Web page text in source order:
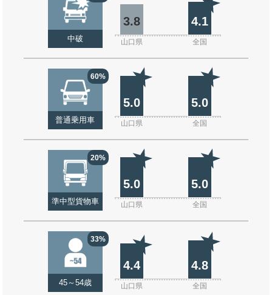
中破
3.8 4.1
山口県 全国
60%
普通乗用車
5.0 5.0
山口県 全国
20%
準中型貨物車
5.0 5.0
山口県 全国
33%
45～54歳
4.4 4.8
山口県 全国